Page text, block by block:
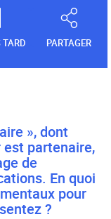
TARD PARTAGER
», dont
est partenaire,
de
En quoi
pour
?